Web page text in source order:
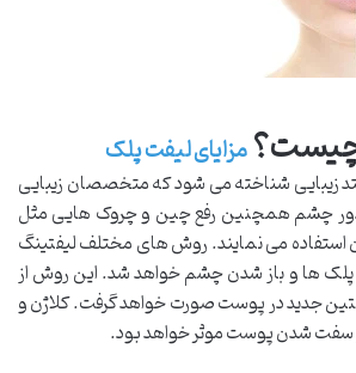
مزایای لیفت پلک
زیبایی شناخته می شود که متخصصان زیبایی
چشم همچنین رفع چین و چروک‌ هایی مثل
استفاده می نمایند. روش ‌های مختلف لیفتینگ
پلک ‌ها و باز شدن چشم خواهد شد. این روش از
جدید در پوست صورت خواهد گرفت. کلاژن و
سفت شدن پوست موثر خواهد بود.